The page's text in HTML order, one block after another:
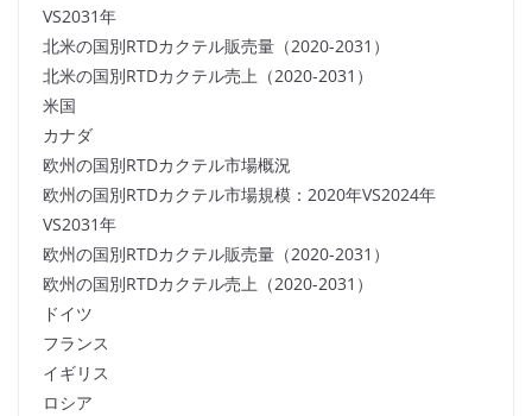
VS2031年
北米の国別RTDカクテル販売量（2020-2031）
北米の国別RTDカクテル売上（2020-2031）
米国
カナダ
欧州の国別RTDカクテル市場概況
欧州の国別RTDカクテル市場規模：2020年VS2024年
VS2031年
欧州の国別RTDカクテル販売量（2020-2031）
欧州の国別RTDカクテル売上（2020-2031）
ドイツ
フランス
イギリス
ロシア